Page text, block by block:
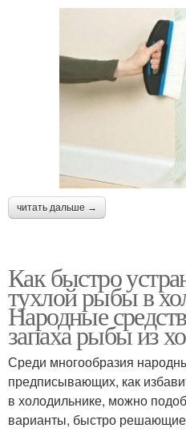
читать дальше →
Как быстро
тухлой рыбы в
Народные
запаха рыбы из
Среди многообразия
предписывающих, как
в холодильнике, можно
варианты, быстро